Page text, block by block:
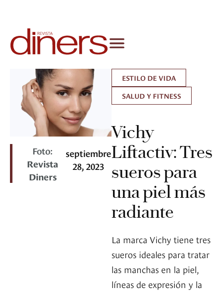
Foto:
Revista
Diners
septiembre
28, 2023
ESTILO DE VIDA
SALUD Y FITNESS
Vichy
Liftactiv: Tres
sueros para
una piel más
radiante
La marca Vichy tiene tres
sueros ideales para tratar
las manchas en la piel,
líneas de expresión y la